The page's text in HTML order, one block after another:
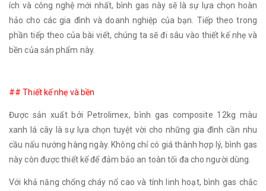
ích và công nghệ mới nhất, bình gas này sẽ là sự lựa chọn hoàn
hảo cho các gia đình và doanh nghiệp của bạn. Tiếp theo trong
phần tiếp theo của bài viết, chúng ta sẽ đi sâu vào thiết kế nhẹ và
bền của sản phẩm này.
## Thiết kế nhẹ và bền
Được sản xuất bởi Petrolimex, bình gas composite 12kg màu
xanh lá cây là sự lựa chọn tuyệt vời cho những gia đình cần nhu
cầu nấu nướng hàng ngày. Không chỉ có giá thành hợp lý, bình gas
này còn được thiết kế để đảm bảo an toàn tối đa cho người dùng.
Với khả năng chống cháy nổ cao và tính linh hoạt, bình gas chắc